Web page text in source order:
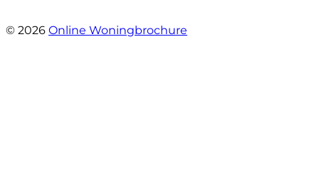
© 2026 Online Woningbrochure